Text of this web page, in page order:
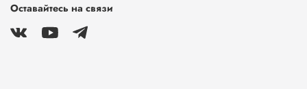
Оставайтесь на связи